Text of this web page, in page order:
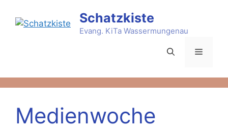
Inhalt
Schatzkiste
Evang. KiTa Wassermungenau
Menü
Medienwoche